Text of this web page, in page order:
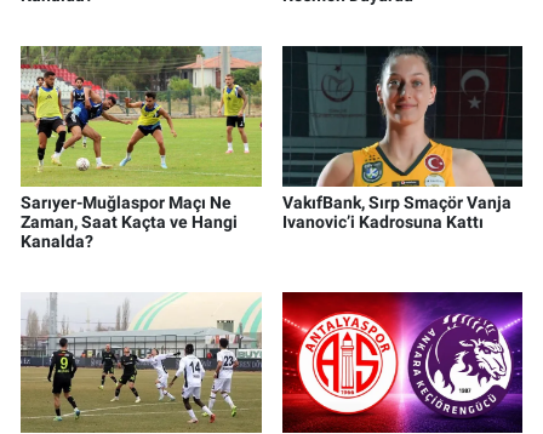
Sarıyer-Muğlaspor Maçı Ne
Zaman, Saat Kaçta ve Hangi
Kanalda?
VakıfBank, Sırp Smaçör Vanja
Ivanovic’i Kadrosuna Kattı